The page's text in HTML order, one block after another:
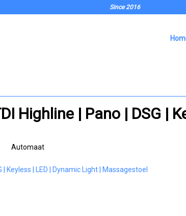
Since 2016
Highline | Pano | DSG |
Automaat